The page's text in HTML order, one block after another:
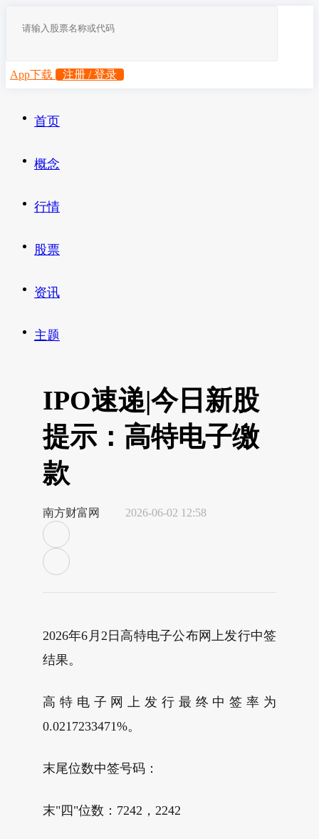
App下载 注册 / 登录
首页
概念
行情
股票
资讯
主题
IPO速递|今日新股
提示：高特电子缴
款
南方财富网 2026-06-02 12:58
2026年6月2日高特电子公布网上发行中签
结果。
高特电子网上发行最终中签率为
0.0217233471%。
末尾位数中签号码：
末"四"位数：7242，2242